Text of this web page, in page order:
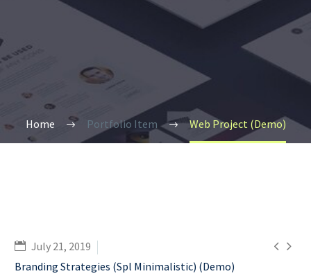
Home Portfolio Item Web Project (Demo)
 
July 21, 2019
Branding Strategies (Spl Minimalistic) (Demo)